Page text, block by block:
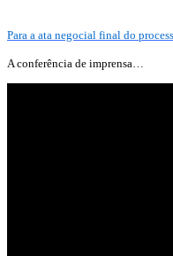
Para a ata negocial final do
A conferência de imprensa…